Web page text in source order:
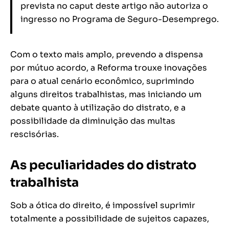
prevista no caput deste artigo não autoriza o
ingresso no Programa de Seguro-Desemprego.
Com o texto mais amplo, prevendo a dispensa
por mútuo acordo, a Reforma trouxe inovações
para o atual cenário econômico, suprimindo
alguns direitos trabalhistas, mas iniciando um
debate quanto à utilização do distrato, e a
possibilidade da diminuição das multas
rescisórias.
As peculiaridades do distrato
trabalhista
Sob a ótica do direito, é impossível suprimir
totalmente a possibilidade de sujeitos capazes,